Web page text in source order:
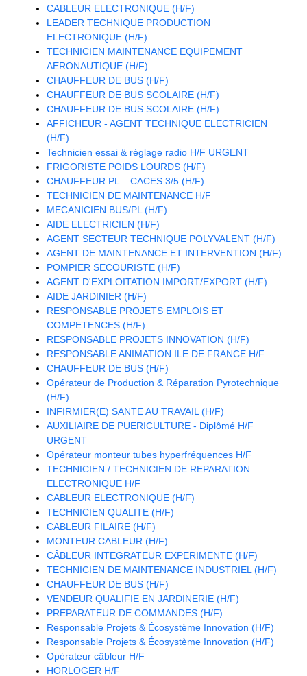
CABLEUR ELECTRONIQUE (H/F)
LEADER TECHNIQUE PRODUCTION
ELECTRONIQUE (H/F)
TECHNICIEN MAINTENANCE EQUIPEMENT
AERONAUTIQUE (H/F)
CHAUFFEUR DE BUS (H/F)
CHAUFFEUR DE BUS SCOLAIRE (H/F)
CHAUFFEUR DE BUS SCOLAIRE (H/F)
AFFICHEUR - AGENT TECHNIQUE ELECTRICIEN
(H/F)
Technicien essai & réglage radio H/F URGENT
FRIGORISTE POIDS LOURDS (H/F)
CHAUFFEUR PL – CACES 3/5 (H/F)
TECHNICIEN DE MAINTENANCE H/F
MECANICIEN BUS/PL (H/F)
AIDE ELECTRICIEN (H/F)
AGENT SECTEUR TECHNIQUE POLYVALENT (H/F)
AGENT DE MAINTENANCE ET INTERVENTION (H/F)
POMPIER SECOURISTE (H/F)
AGENT D'EXPLOITATION IMPORT/EXPORT (H/F)
AIDE JARDINIER (H/F)
RESPONSABLE PROJETS EMPLOIS ET
COMPETENCES (H/F)
RESPONSABLE PROJETS INNOVATION (H/F)
RESPONSABLE ANIMATION ILE DE FRANCE H/F
CHAUFFEUR DE BUS (H/F)
Opérateur de Production & Réparation Pyrotechnique
(H/F)
INFIRMIER(E) SANTE AU TRAVAIL (H/F)
AUXILIAIRE DE PUERICULTURE - Diplômé H/F
URGENT
Opérateur monteur tubes hyperfréquences H/F
TECHNICIEN / TECHNICIEN DE REPARATION
ELECTRONIQUE H/F
CABLEUR ELECTRONIQUE (H/F)
TECHNICIEN QUALITE (H/F)
CABLEUR FILAIRE (H/F)
MONTEUR CABLEUR (H/F)
CÂBLEUR INTEGRATEUR EXPERIMENTE (H/F)
TECHNICIEN DE MAINTENANCE INDUSTRIEL (H/F)
CHAUFFEUR DE BUS (H/F)
VENDEUR QUALIFIE EN JARDINERIE (H/F)
PREPARATEUR DE COMMANDES (H/F)
Responsable Projets & Écosystème Innovation (H/F)
Responsable Projets & Écosystème Innovation (H/F)
Opérateur câbleur H/F
HORLOGER H/F